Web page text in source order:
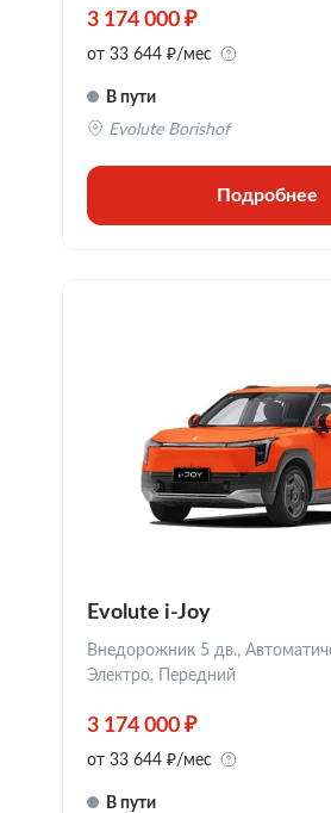
3 174 000 ₽
от 33 644 ₽/мес
В пути
Evolute Borishof
Подробнее
Evolute i-Joy
Внедорожник 5 дв.,
Электро, Передний
3 174 000 ₽
от 33 644 ₽/мес
В пути